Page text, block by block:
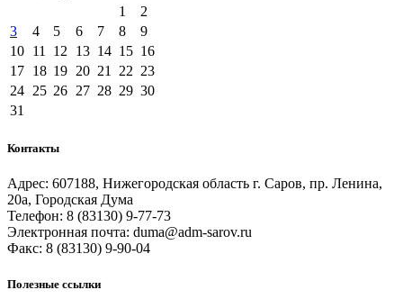
1
2
3
4 5 6 7 8
9
10 11 12 13 14 15 16
17 18 19 20 21 22 23
24 25 26 27 28 29 30
31
Контакты
Адрес: 607188, Нижегородская область г. Саров, пр. Ленина,
20а, Городская Дума
Телефон: 8 (83130) 9-77-73
Электронная почта: duma@adm-sarov.ru
Факс: 8 (83130) 9-90-04
Полезные ссылки